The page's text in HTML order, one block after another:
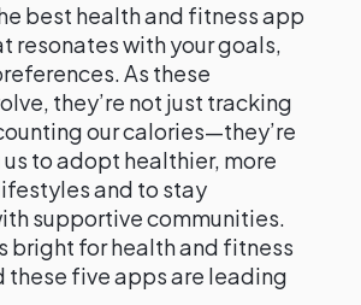
best health and fitness app
resonates with your goals,
As these
they’re not just tracking
our calories—they’re
to adopt healthier, more
and to stay
supportive communities.
bright for health and fitness
five apps are leading